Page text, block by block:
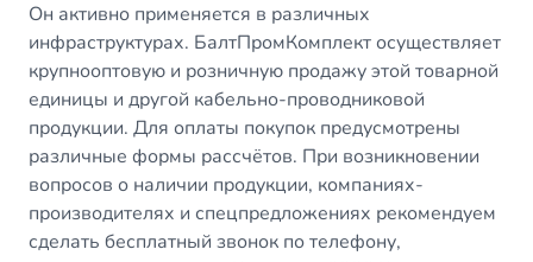
Он активно применяется в различных
инфраструктурах. БалтПромКомплект осуществляет
крупнооптовую и розничную продажу этой товарной
единицы и другой кабельно-проводниковой
продукции. Для оплаты покупок предусмотрены
различные формы рассчётов. При возникновении
вопросов о наличии продукции, компаниях-
производителях и спецпредложениях рекомендуем
сделать бесплатный звонок по телефону,